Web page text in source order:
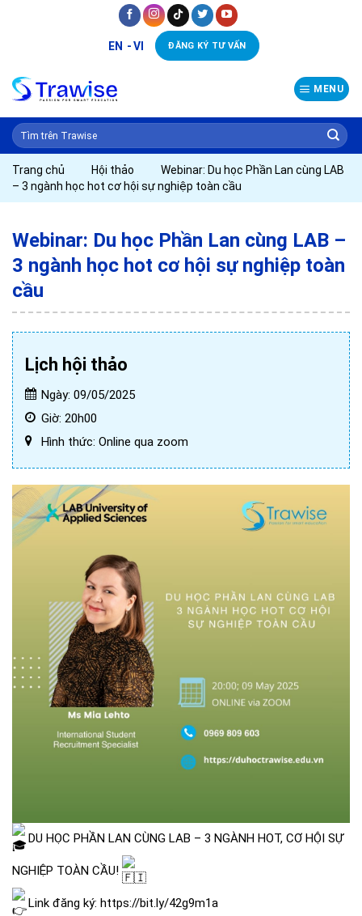
EN VI ĐĂNG KÝ TƯ VẤN
MENU
Trang chủ Hội thảo
Webinar: Du học Phần Lan cùng LAB
– 3 ngành học hot cơ hội sự nghiệp toàn cầu
Webinar: Du học Phần Lan cùng LAB –
3 ngành học hot cơ hội sự nghiệp toàn
cầu
Lịch hội thảo
Ngày: 09/05/2025
Giờ: 20h00
Hình thức: Online qua zoom
DU HỌC PHẦN LAN CÙNG LAB – 3 NGÀNH HOT, CƠ HỘI SỰ
NGHIỆP TOÀN CẦU!
Link đăng ký: https://bit.ly/42g9m1a